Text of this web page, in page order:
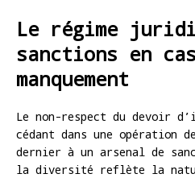
Le régime
sanctions en
manquement
Le non-respect du devoir
cédant dans une opération
dernier à un arsenal de
la diversité reflète la